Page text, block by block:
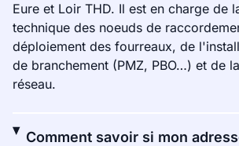
Eure et Loir THD. Il est en charge de
technique des noeuds de
déploiement des fourreaux, de
de branchement (PMZ, PBO…) et de
réseau.
Comment savoir si mon